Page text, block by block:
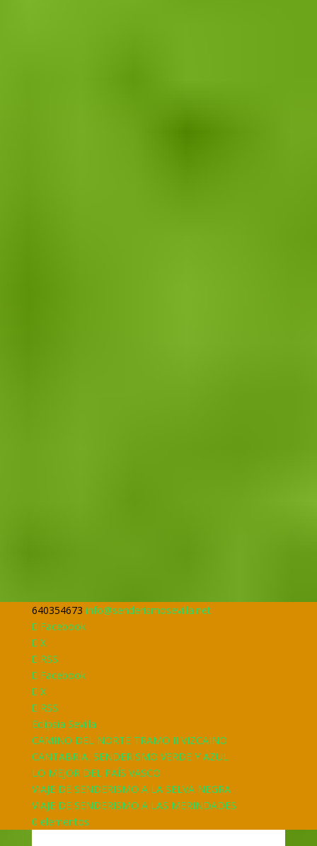
640354673 info@senderismosevilla.net
Facebook
X
RSS
Facebook
X
RSS
Eclipsia Sevilla
CAMINO DEL NORTE TRAMO II VIZCAINO
CANTABRIA, SENDERISMO VERDE Y AZUL
LO MEJOR DEL PAÍS VASCO
VIAJE DE SENDERISMO A LA SELVA NEGRA
VIAJE DE SENDERISMO A LAS MERINDADES
0 elementos